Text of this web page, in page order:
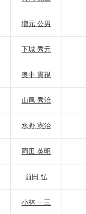
増元 公男
下城 秀元
奥中 貫視
山尾 秀治
水野 憲治
岡田 英明
前田 弘
小林 一三